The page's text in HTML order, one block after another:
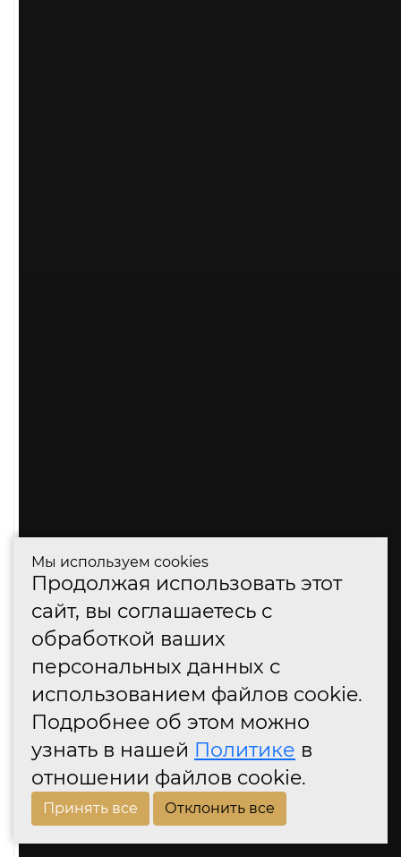
Мы используем cookies
Продолжая использовать этот
сайт, вы соглашаетесь с
обработкой ваших
персональных данных с
использованием файлов cookie.
Подробнее об этом можно
узнать в нашей Политике в
отношении файлов cookie.
Принять все Отклонить все